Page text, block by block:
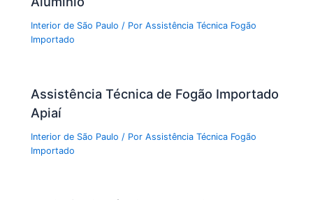
Interior de São Paulo / PorAssistência Técnica Fogão
Importado
Assistência Técnica de Fogão Importado
Apiaí
Interior de São Paulo / PorAssistência Técnica Fogão
Importado